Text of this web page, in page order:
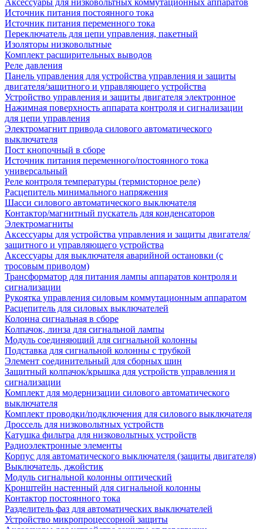
Аксессуары для низковольтных коммутационных аппаратов
Источник питания постоянного тока
Источник питания переменного тока
Переключатель для цепи управления, пакетный
Изоляторы низковольтные
Комплект расширительных выводов
Реле давления
Панель управления для устройства управления и защиты
двигателя/защитного и управляющего устройства
Устройство управления и защиты двигателя электронное
Нажимная поверхность аппарата контроля и сигнализации
для цепи управления
Электромагнит привода силового автоматического
выключателя
Пост кнопочный в сборе
Источник питания переменного/постоянного тока
универсальный
Реле контроля температуры (термисторное реле)
Расцепитель минимального напряжения
Шасси силового автоматического выключателя
Контактор/магнитный пускатель для конденсаторов
Электромагниты
Аксессуары для устройства управления и защиты двигателя/
защитного и управляющего устройства
Аксессуары для выключателя аварийной остановки (с
тросовым приводом)
Трансформатор для питания лампы аппаратов контроля и
сигнализации
Рукоятка управления силовым коммутационным аппаратом
Расцепитель для силовых выключателей
Колонна сигнальная в сборе
Колпачок, линза для сигнальной лампы
Модуль соединяющий для сигнальной колонны
Подставка для сигнальной колонны с трубкой
Элемент соединительный для сборных шин
Защитный колпачок/крышка для устройств управления и
сигнализации
Комплект для модернизации силового автоматического
выключателя
Комплект проводки/подключения для силового выключателя
Дроссель для низковольтных устройств
Катушка фильтра для низковольтных устройств
Радиоэлектронные элементы
Корпус для автоматического выключателя (защиты двигателя)
Выключатель, джойстик
Модуль сигнальной колонны оптический
Кронштейн настенный для сигнальной колонны
Контактор постоянного тока
Разделитель фаз для автоматических выключателей
Устройство микропроцессорной защиты